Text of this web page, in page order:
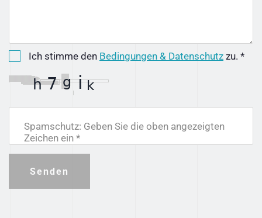
Ich stimme den Bedingungen & Datenschutz zu. *
Spamschutz: Geben Sie die oben angezeigten
Zeichen ein *
Senden